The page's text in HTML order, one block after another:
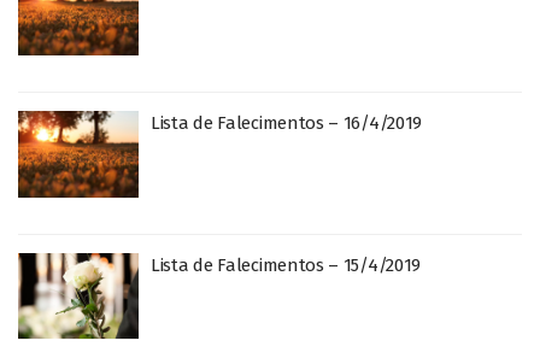
Lista de Falecimentos – 16/4/2019
Lista de Falecimentos – 15/4/2019